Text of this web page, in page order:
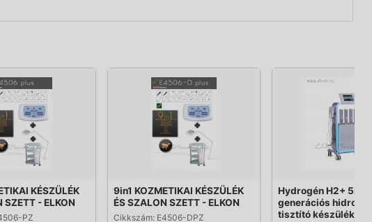
KÉSZÜLÉK
SZETT - ELKON
PZ
9in1 KOZMETIKAI KÉSZÜLÉK
ÉS SZALON SZETT - ELKON
Cikkszám: E4506-DPZ
Hydrogén H2+ 5in1
generációs
tisztító készülék -